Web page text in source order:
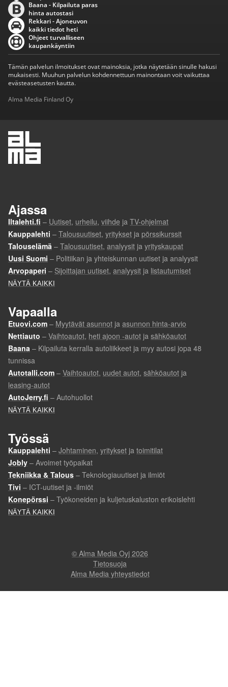
Baana - Kilpailuta paras
hinta autostasi
Rekkari - Ajoneuvon
kaikki tiedot heti
Ohjeet turvalliseen
kaupankäyntiin
Tämän palvelun ilmoitukset ovat mainoksia, jotka näytetään sinulle hakusi
mukaisesti. Muuhun palvelun kohdennettuun mainontaan voit vaikuttaa
evästeasetusten kautta.
Alma Media Finland Oy